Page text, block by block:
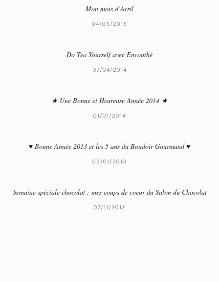
Mon mois d’Avril
04/05/2015
Do Tea Yourself avec Envouthé
07/04/2014
★ Une Bonne et Heureuse Année 2014 ★
01/01/2014
♥ Bonne Année 2013 et les 5 ans du Boudoir Gourmand ♥
02/01/2013
Semaine spéciale chocolat : mes coups de coeur du Salon du Chocolat
07/11/2012